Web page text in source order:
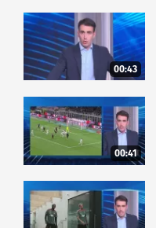
00:43
00:41